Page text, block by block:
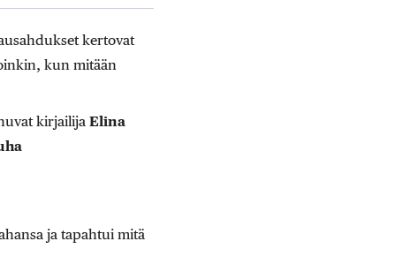
kertovat
kun mitään
kirjailija Elina
ja tapahtui mitä